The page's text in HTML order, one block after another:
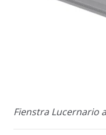
Fienstra Lucernario